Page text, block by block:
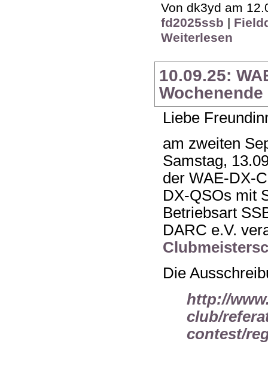
Von dk3yd am
fd2025ssb |
Weiterlesen
10.09.25:
Liebe
am zweiten
Samstag,
der WAE-DX-
DX-QSOs mit
Betriebsart
DARC e.V.
Die
http://
club/
contest/